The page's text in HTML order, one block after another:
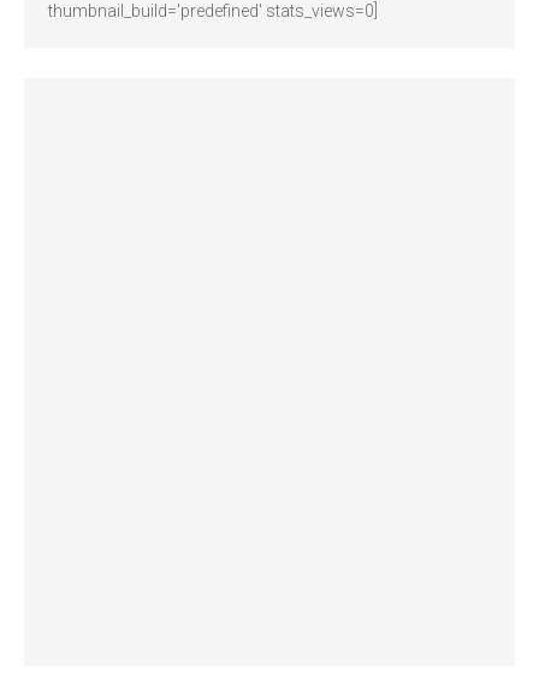
thumbnail_build='predefined' stats_views=0]